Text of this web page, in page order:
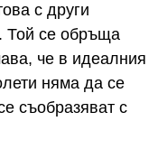
с други
Той се обръща
че в идеалния
няма да се
съобразяват с